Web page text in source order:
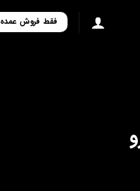
فقط فروش عمده 02133969586